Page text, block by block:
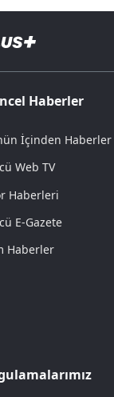
Haberler
İçinden Haberler
Web TV
Haberleri
E-Gazete
Haberler